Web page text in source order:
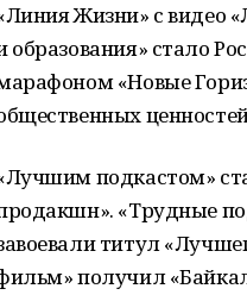
Жизни» с видео
образования» стало
«Новые
подкастом»
«Трудные
титул
получил